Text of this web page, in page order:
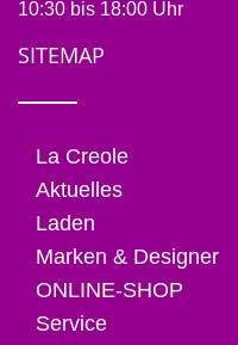
10:30 bis 18:00 Uhr
SITEMAP
La Creole
Aktuelles
Laden
Marken & Designer
ONLINE-SHOP
Service